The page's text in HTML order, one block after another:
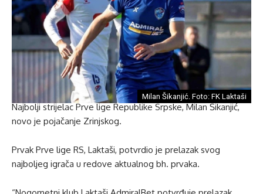
Milan Šikanjić. Foto: FK Laktaši
Najbolji strijelac Prve lige Republike Srpske, Milan Šikanjić,
novo je pojačanje Zrinjskog.
Prvak Prve lige RS, Laktaši, potvrdio je prelazak svog
najboljeg igrača u redove aktualnog bh. prvaka.